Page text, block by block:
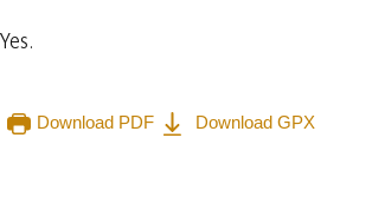
Yes.
Download PDF Download GPX